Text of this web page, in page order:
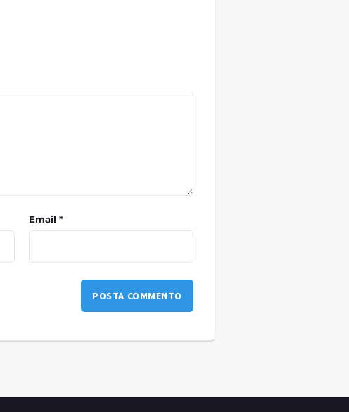
Email *